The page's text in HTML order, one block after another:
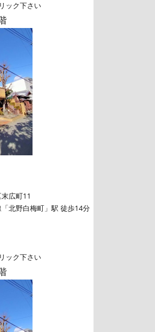
ック下さい
広町11
北野白梅町」駅 徒歩14分
ック下さい